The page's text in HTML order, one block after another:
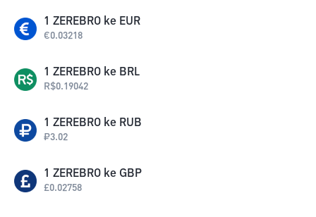
1 ZEREBRO ke EUR
€0.03218
1 ZEREBRO ke BRL
R$0.19042
1 ZEREBRO ke RUB
₽3.02
1 ZEREBRO ke GBP
£0.02758